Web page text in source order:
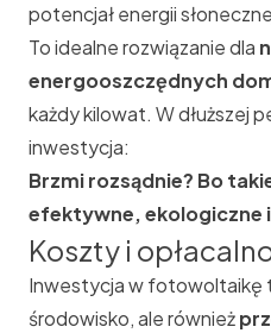
potencjał energii
To idealne rozwiązanie dla
energooszczędnych
każdy kilowat. W dłuższej
inwestycja:
Brzmi rozsądnie? Bo
efektywne, ekologiczne
Koszty i
Inwestycja w fotowoltaikę
środowisko, ale również